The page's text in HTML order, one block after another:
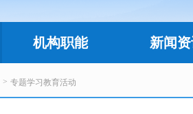
机构职能 新闻
> 专题学习教育活动